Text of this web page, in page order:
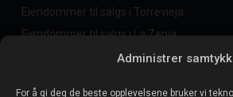
Administrer
For å gi deg de beste opplevelsene bruker vi
Eiendommer til salgs i Torrevieja
Eiendommer til salgs i La Zenia
Eiendommer til salgs i Cabo Roig